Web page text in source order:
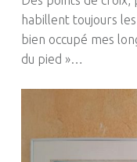
habillent toujours
bien occupé mes
du pied »…